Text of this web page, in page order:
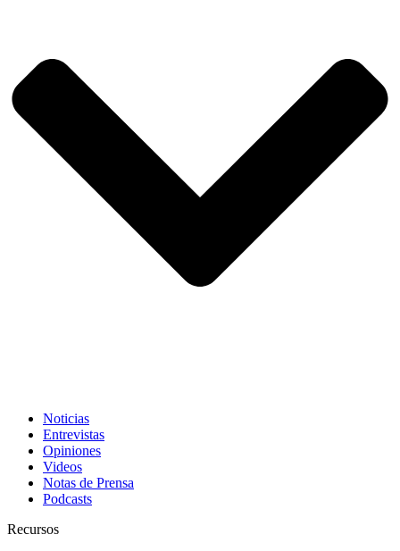
Noticias
Entrevistas
Opiniones
Videos
Notas de Prensa
Podcasts
Recursos